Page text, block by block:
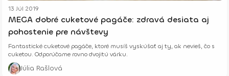
13 Júl 2019
MEGA dobré cuketové pagáče: zdravá desiata aj
pohostenie pre návštevy
Fantastické cuketové pagáče, ktoré musíš vyskúšať aj ty, ak nevieš, čo s
cuketou. Odporúčame rovno dvojitú várku.
Júlia Rašlová